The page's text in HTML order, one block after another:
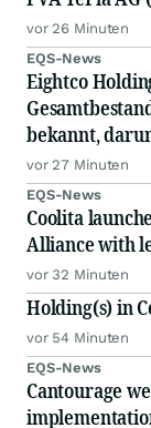
vor 26 Minuten
EQS-News
Eightco
bekannt,
als 16.000
vor 27 Minuten
EQS-News
Coolita
Alliance with
vor 32 Minuten
Holding(s) in
vor 54 Minuten
EQS-News
Cantourage